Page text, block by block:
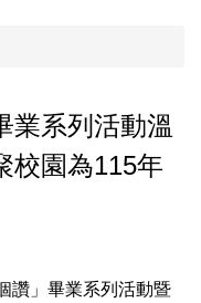
業系列活動溫
園為115年
讚」畢業系列活動暨